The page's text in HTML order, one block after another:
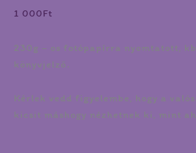
1 000Ft
230g – os fotópapírra nyomtatott,
könyvjelző.
Kérlek vedd figyelembe, hogy a
kicsit máshogy nézhetnek ki, mint